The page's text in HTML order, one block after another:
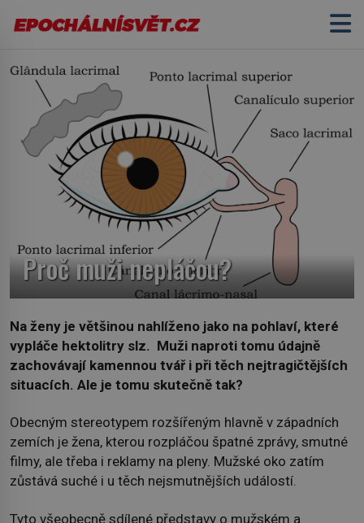
Proč muži nepláčou?
Na ženy je většinou nahlíženo jako na pohlaví, které
vypláče hektolitry slz. Muži naproti tomu údajně
zachovávají kamennou tvář i při těch nejtragičtějších
situacích. Ale je tomu skutečně tak?
Obecným stereotypem rozšířeným hlavně v západních
zemích je žena, kterou rozpláčou špatné zprávy, smutné
filmy, ale třeba i reklamy na pleny. Mužské oko zatím
zůstává suché i u těch nejsmutnějších událostí.
Tyto všeobecně sdílené představy o mužském a